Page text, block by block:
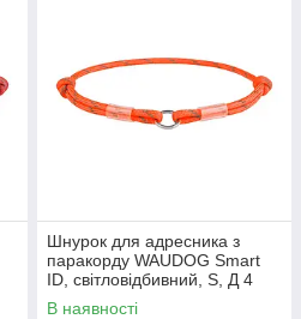
Шнурок для адресника з
паракорду WAUDOG Smart
ID, світловідбивний, S, Д 4
мм, Д 25-45 см жовтогарячий
В наявності